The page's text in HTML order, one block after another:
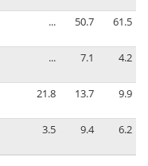
... 50.7 61.5
... 7.1 4.2
21.8 13.7 9.9
3.5 9.4 6.2